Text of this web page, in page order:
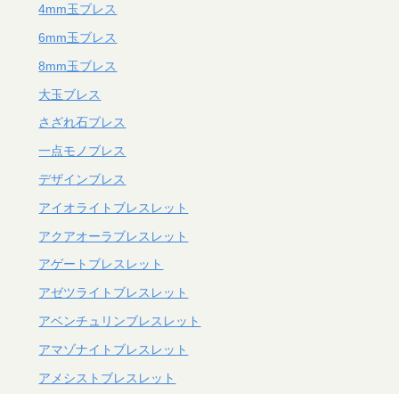
4mm玉ブレス
6mm玉ブレス
8mm玉ブレス
大玉ブレス
さざれ石ブレス
一点モノブレス
デザインブレス
アイオライトブレスレット
アクアオーラブレスレット
アゲートブレスレット
アゼツライトブレスレット
アベンチュリンブレスレット
アマゾナイトブレスレット
アメシストブレスレット